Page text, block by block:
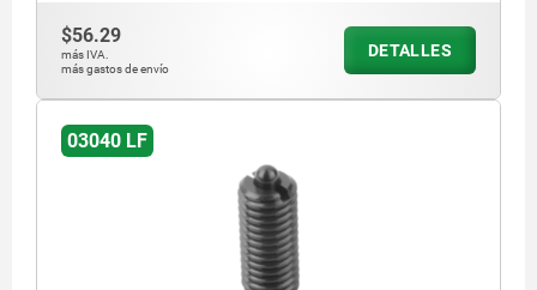
1) Tornillo de sujeción pegado
$56.29
más IVA.
más gastos de envío
DETALLES
03040 LF